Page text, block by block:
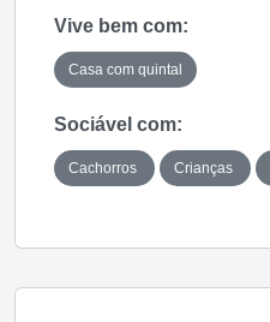
Vive bem com:
Casa com quintal
Sociável com:
Cachorros Crianças